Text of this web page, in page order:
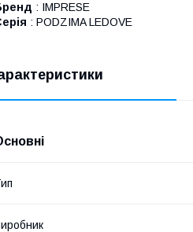
: IMPRESE
: PODZIMA LEDOVE